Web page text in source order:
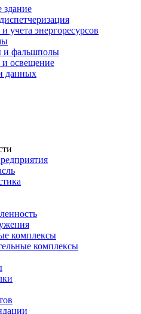
здание
учета энергоресурсов
и фальшполы
освещение
данных
комплексы
комплексы